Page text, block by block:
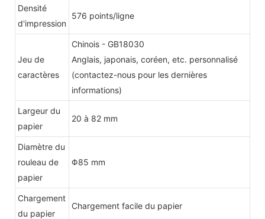
Densité
d'impression
576 points/ligne
Jeu de
caractères
Chinois - GB18030
Anglais, japonais, coréen, etc. personnalisé
(contactez-nous pour les dernières
informations)
Largeur du
papier
20 à 82 mm
Diamètre du
rouleau de
papier
Φ85 mm
Chargement
du papier
Chargement facile du papier